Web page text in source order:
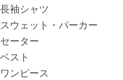
長袖シャツ
スウェット・パーカー
セーター
ベスト
ワンピース